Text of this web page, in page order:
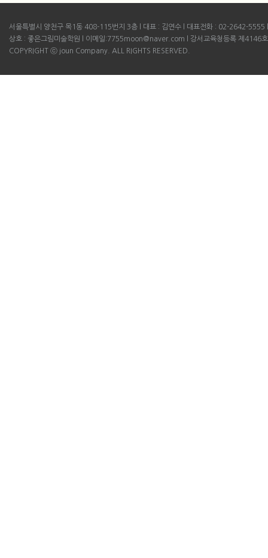
서울특별시 양천구 목1동 408-115번지 3층 l 대표 : 김연수 l 대표전화 : 02-2642-
상호 : 좋은그림미술학원 l 이메일:7755moon@naver.com l 강서교육청등록 제4146호
COPYRIGHT ⓒ joun Company. ALL RIGHTS RESERVED.